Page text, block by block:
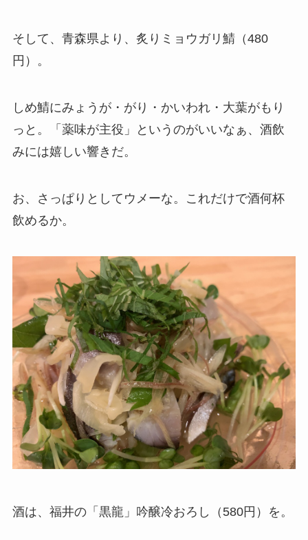
そして、青森県より、炙りミョウガリ鯖（480
円）。
しめ鯖にみょうが・がり・かいわれ・大葉がもり
っと。「薬味が主役」というのがいいなぁ、酒飲
みには嬉しい響きだ。
お、さっぱりとしてウメーな。これだけで酒何杯
飲めるか。
酒は、福井の「黒龍」吟醸冷おろし（580円）を。